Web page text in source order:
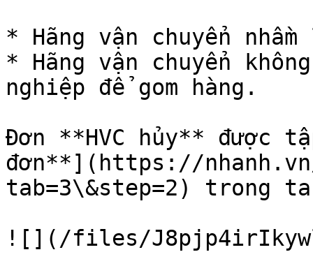
* Hãng vận chuyển
* Hãng vận chuyển
nghiệp để gom hàng.
Đơn **HVC hủy** được
đơn**](https://
tab=3\&step=2) trong
![](/files/